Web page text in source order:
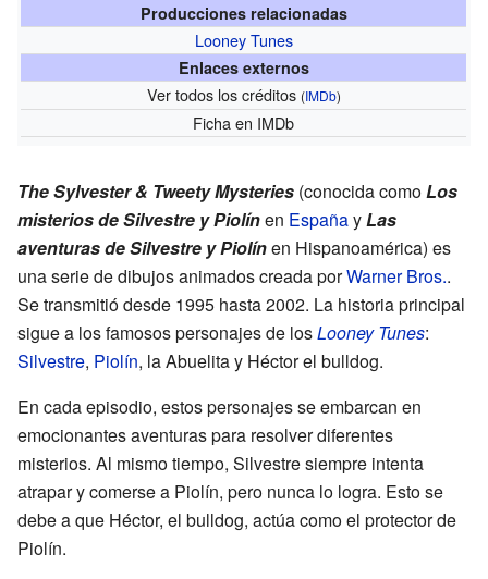
Producciones relacionadas
Looney Tunes
Enlaces externos
Ver todos los créditos (IMDb)
Fichaen IMDb
The Sylvester & Tweety Mysteries (conocida comoLos
misterios de Silvestre y Piolínen EspañayLas
aventuras de Silvestre y Piolínen Hispanoamérica) es
una serie de dibujos animados creada porWarner Bros..
Se transmitió desde 1995 hasta 2002. La historia principal
sigue a los famosos personajes de losLooney Tunes:
Silvestre, Piolín, la Abuelita y Héctor el bulldog.
En cada episodio, estos personajes se embarcan en
emocionantes aventuras para resolver diferentes
misterios. Al mismo tiempo, Silvestre siempre intenta
atrapar y comerse a Piolín, pero nunca lo logra. Esto se
debe a que Héctor, el bulldog, actúa como el protector de
Piolín.